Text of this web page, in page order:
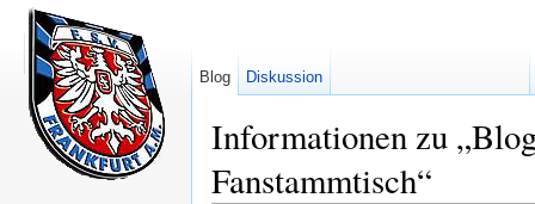
Informationen zu
Fanstammtisch“
Blog Diskussion